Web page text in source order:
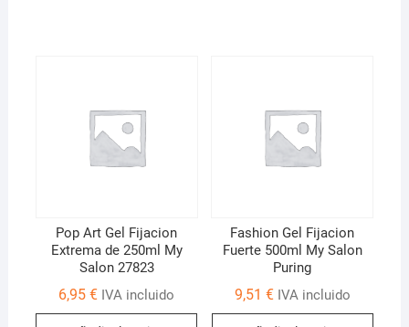
Pop Art Gel Fijacion
Extrema de 250ml My
Salon 27823
6,95€ IVA incluido
Fashion Gel Fijacion
Fuerte 500ml My Salon
Puring
9,51 € IVA incluido